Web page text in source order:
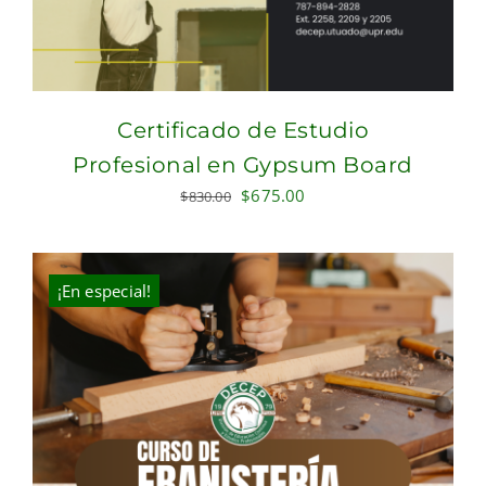
Certificado de Estudio
Profesional en Gypsum Board
$830.00 Original
was:
$830.00.
$675.00
is:
$675.00.
¡En especial!